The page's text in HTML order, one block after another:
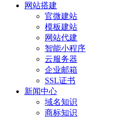
网站搭建
官微建站
模板建站
网站代建
智能小程序
云服务器
企业邮箱
SSL证书
新闻中心
域名知识
商标知识